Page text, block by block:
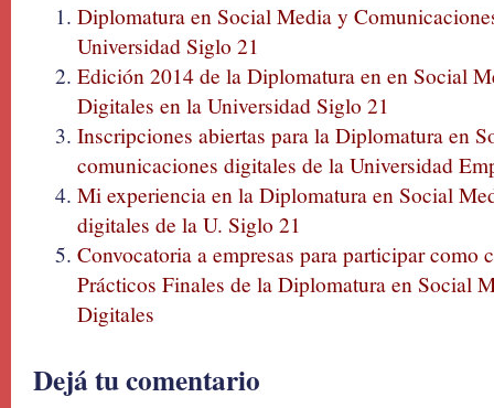
Diplomatura en Social Media y
Universidad Siglo 21
Edición 2014 de la Diplomatura en en Social
Digitales en la Universidad Siglo 21
Inscripciones abiertas para la Diplomatura en
comunicaciones digitales de la Universidad
Mi experiencia en la Diplomatura en Social
digitales de la U. Siglo 21
Convocatoria a empresas para participar como
Prácticos Finales de la Diplomatura en Social
Digitales
Dejá tu comentario